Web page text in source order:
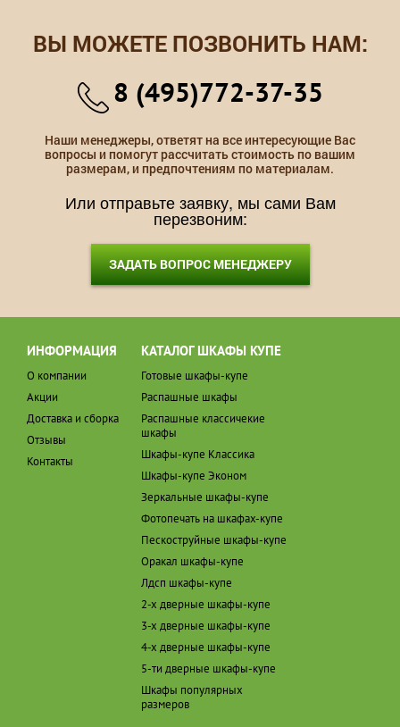
ВЫ МОЖЕТЕ ПОЗВОНИТЬ НАМ:
8 (495)772-37-35
Наши менеджеры, ответят на все интересующие Вас
вопросы и помогут рассчитать стоимость по вашим
размерам, и предпочтениям по материалам.
Или отправьте заявку, мы сами Вам
перезвоним:
ЗАДАТЬ ВОПРОС МЕНЕДЖЕРУ
ИНФОРМАЦИЯ
О компании
Акции
Доставка и сборка
Отзывы
Контакты
КАТАЛОГ ШКАФЫ КУПЕ
Готовые шкафы-купе
Распашные шкафы
Распашные классичекие
шкафы
Шкафы-купе Классика
Шкафы-купе Эконом
Зеркальные шкафы-купе
Фотопечать на шкафах-купе
Пескоструйные шкафы-купе
Оракал шкафы-купе
Лдсп шкафы-купе
2-х дверные шкафы-купе
3-х дверные шкафы-купе
4-х дверные шкафы-купе
5-ти дверные шкафы-купе
Шкафы популярных
размеров